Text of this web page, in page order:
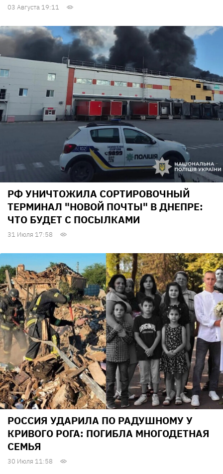
03 Августа 19:11
РФ УНИЧТОЖИЛА СОРТИРОВОЧНЫЙ
ТЕРМИНАЛ "НОВОЙ ПОЧТЫ" В ДНЕПРЕ:
ЧТО БУДЕТ С ПОСЫЛКАМИ
31 Июля 17:58
РОССИЯ УДАРИЛА ПО РАДУШНОМУ У
КРИВОГО РОГА: ПОГИБЛА МНОГОДЕТНАЯ
СЕМЬЯ
30 Июля 11:58